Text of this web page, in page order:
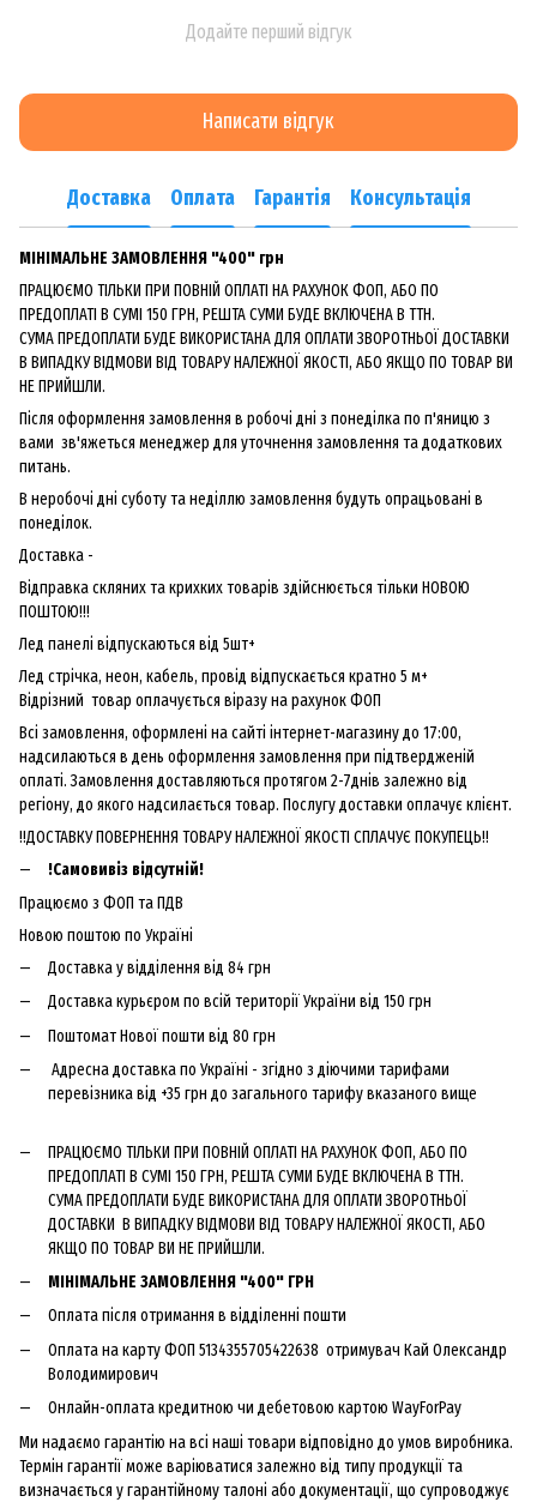
Додайте перший відгук
Написати відгук
Доставка Оплата Гарантія Консультація
МІНІМАЛЬНЕ ЗАМОВЛЕННЯ "400" грн
ПРАЦЮЄМО ТІЛЬКИ ПРИ ПОВНІЙ ОПЛАТІ НА РАХУНОК ФОП, АБО ПО
ПРЕДОПЛАТІ В СУМІ 150 ГРН, РЕШТА СУМИ БУДЕ ВКЛЮЧЕНА В ТТН.
СУМА ПРЕДОПЛАТИ БУДЕ ВИКОРИСТАНА ДЛЯ ОПЛАТИ ЗВОРОТНЬОЇ ДОСТАВКИ
В ВИПАДКУ ВІДМОВИ ВІД ТОВАРУ НАЛЕЖНОЇ ЯКОСТІ, АБО ЯКЩО ПО ТОВАР ВИ
НЕ ПРИЙШЛИ.
Після оформлення замовлення в робочі дні з понеділка по п'яницю з
вами зв'яжеться менеджер для уточнення замовлення та додаткових
питань.
В неробочі дні суботу та неділлю замовлення будуть опрацьовані в
понеділок.
Доставка -
Відправка скляних та крихких товарів здійснюється тільки НОВОЮ
ПОШТОЮ!!!
Лед панелі відпускаються від 5шт+
Лед стрічка, неон, кабель, провід відпускається кратно 5 м+
Відрізний товар оплачується віразу на рахунок ФОП
Всі замовлення, оформлені на сайті інтернет-магазину до 17:00,
надсилаються в день оформлення замовлення при підтвердженій
оплаті. Замовлення доставляються протягом 2-7днів залежно від
регіону, до якого надсилається товар. Послугу доставки оплачує клієнт.
!!ДОСТАВКУ ПОВЕРНЕННЯ ТОВАРУ НАЛЕЖНОЇ ЯКОСТІ СПЛАЧУЄ ПОКУПЕЦЬ!!
!Самовивіз відсутній!
Працюємо з ФОП та ПДВ
Новою поштою по Україні
Доставка у відділення від 84 грн
Доставка курьєром по всій території України від 150 грн
Поштомат Нової пошти від 80 грн
Адресна доставка по Україні - згідно з діючими тарифами
перевізника від +35 грн до загального тарифу вказаного вище
ПРАЦЮЄМО ТІЛЬКИ ПРИ ПОВНІЙ ОПЛАТІ НА РАХУНОК ФОП, АБО ПО
ПРЕДОПЛАТІ В СУМІ 150 ГРН, РЕШТА СУМИ БУДЕ ВКЛЮЧЕНА В ТТН.
СУМА ПРЕДОПЛАТИ БУДЕ ВИКОРИСТАНА ДЛЯ ОПЛАТИ ЗВОРОТНЬОЇ
ДОСТАВКИ В ВИПАДКУ ВІДМОВИ ВІД ТОВАРУ НАЛЕЖНОЇ ЯКОСТІ, АБО
ЯКЩО ПО ТОВАР ВИ НЕ ПРИЙШЛИ.
МІНІМАЛЬНЕ ЗАМОВЛЕННЯ "400" ГРН
Оплата після отримання в відділенні пошти
Оплата на карту ФОП 5134355705422638 отримувач Кай Олександр
Володимирович
Онлайн-оплата кредитною чи дебетовою картою WayForPay
Ми надаємо гарантію на всі наші товари відповідно до умов виробника.
Термін гарантії може варіюватися залежно від типу продукції та
визначається у гарантійному талоні або документації, що супроводжує